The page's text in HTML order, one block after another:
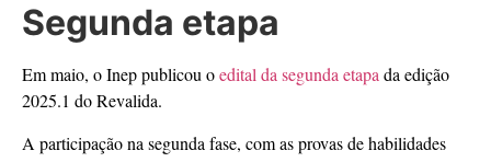
Segunda etapa
Em maio, o Inep publicou oedital da segunda etapada edição
2025.1 do Revalida.
A participação na segunda fase, com as provas de habilidades